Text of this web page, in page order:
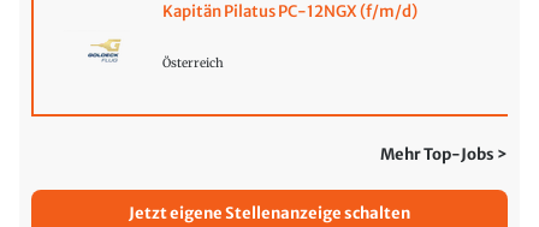
Kapitän Pilatus PC-12NGX (f/m/d)
Österreich
Mehr Top-Jobs >
Jetzt eigene Stellenanzeige schalten